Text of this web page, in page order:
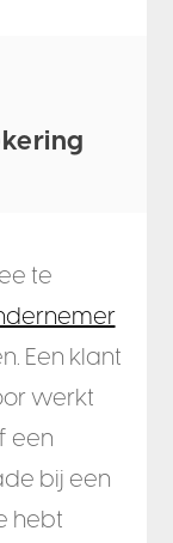
te
Een klant
werkt
een
bij een
hebt